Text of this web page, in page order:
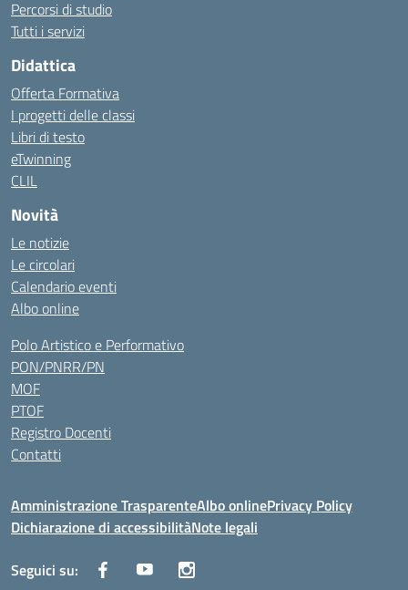
Percorsi di studio
Tutti i servizi
Didattica
Offerta Formativa
I progetti delle classi
Libri di testo
eTwinning
CLIL
Novità
Le notizie
Le circolari
Calendario eventi
Albo online
Polo Artistico e Performativo
PON/PNRR/PN
MOF
PTOF
Registro Docenti
Contatti
Amministrazione TrasparenteAlbo onlinePrivacy Policy
Dichiarazione di accessibilitàNote legali
Seguici su: